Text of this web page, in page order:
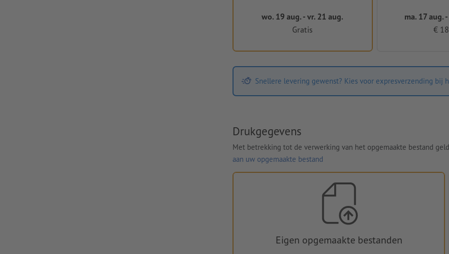
wo. 19 aug. - vr. 21 aug.
Gratis
ma. 17 aug.
€
Snellere levering gewenst? Kies voor expresverzending bij
Drukgegevens
Met betrekking tot de verwerking van het opgemaakte bestand
aan uw opgemaakte bestand
Eigen opgemaakte bestanden